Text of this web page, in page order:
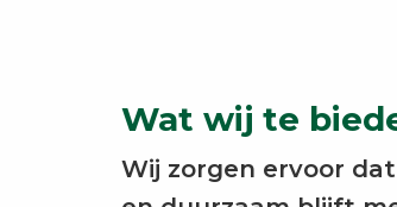
Wat wij te
Wij zorgen ervoor